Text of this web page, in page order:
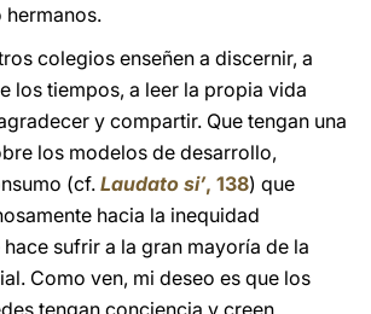
hermanos.
colegios enseñen a discernir, a
los tiempos, a leer la propia vida
y compartir. Que tengan una
los modelos de desarrollo,
(cf.Laudato si’, 138) que
hacia la inequidad
sufrir a la gran mayoría de la
Como ven, mi deseo es que los
tengan conciencia y creen